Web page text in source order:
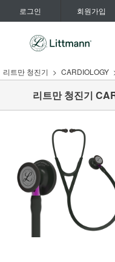
로그인 회원가입
리트만 청진기 CARDIOLOGY
리트만 청진기